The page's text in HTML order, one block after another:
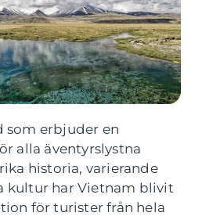
som erbjuder en
alla äventyrslystna
historia, varierande
kultur har Vietnam blivit
för turister från hela